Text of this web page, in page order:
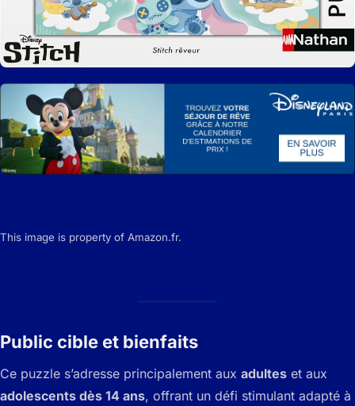
This image is property of Amazon.fr.
Public cible et bienfaits
Ce puzzle s’adresse principalement aux adultes et aux
adolescents dès 14 ans, offrant un défi stimulant adapté à